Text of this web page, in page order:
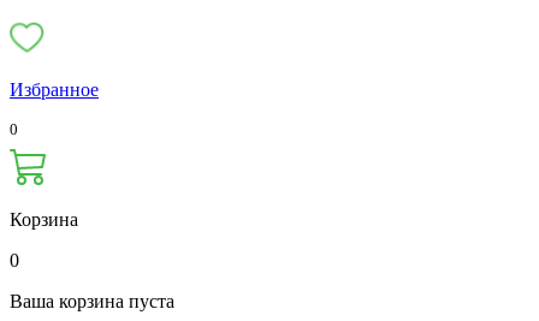
Избранное
0
Корзина
0
Ваша корзина пуста